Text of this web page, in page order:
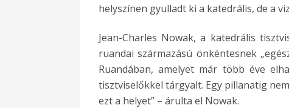
helyszínen gyulladt ki a katedrális, de a
Jean-Charles Nowak, a katedrális
ruandai származású önkéntesnek
Ruandában, amelyet már több éve
tisztviselőkkel tárgyalt. Egy pillanatig
ezt a helyet” – árulta el Nowak.